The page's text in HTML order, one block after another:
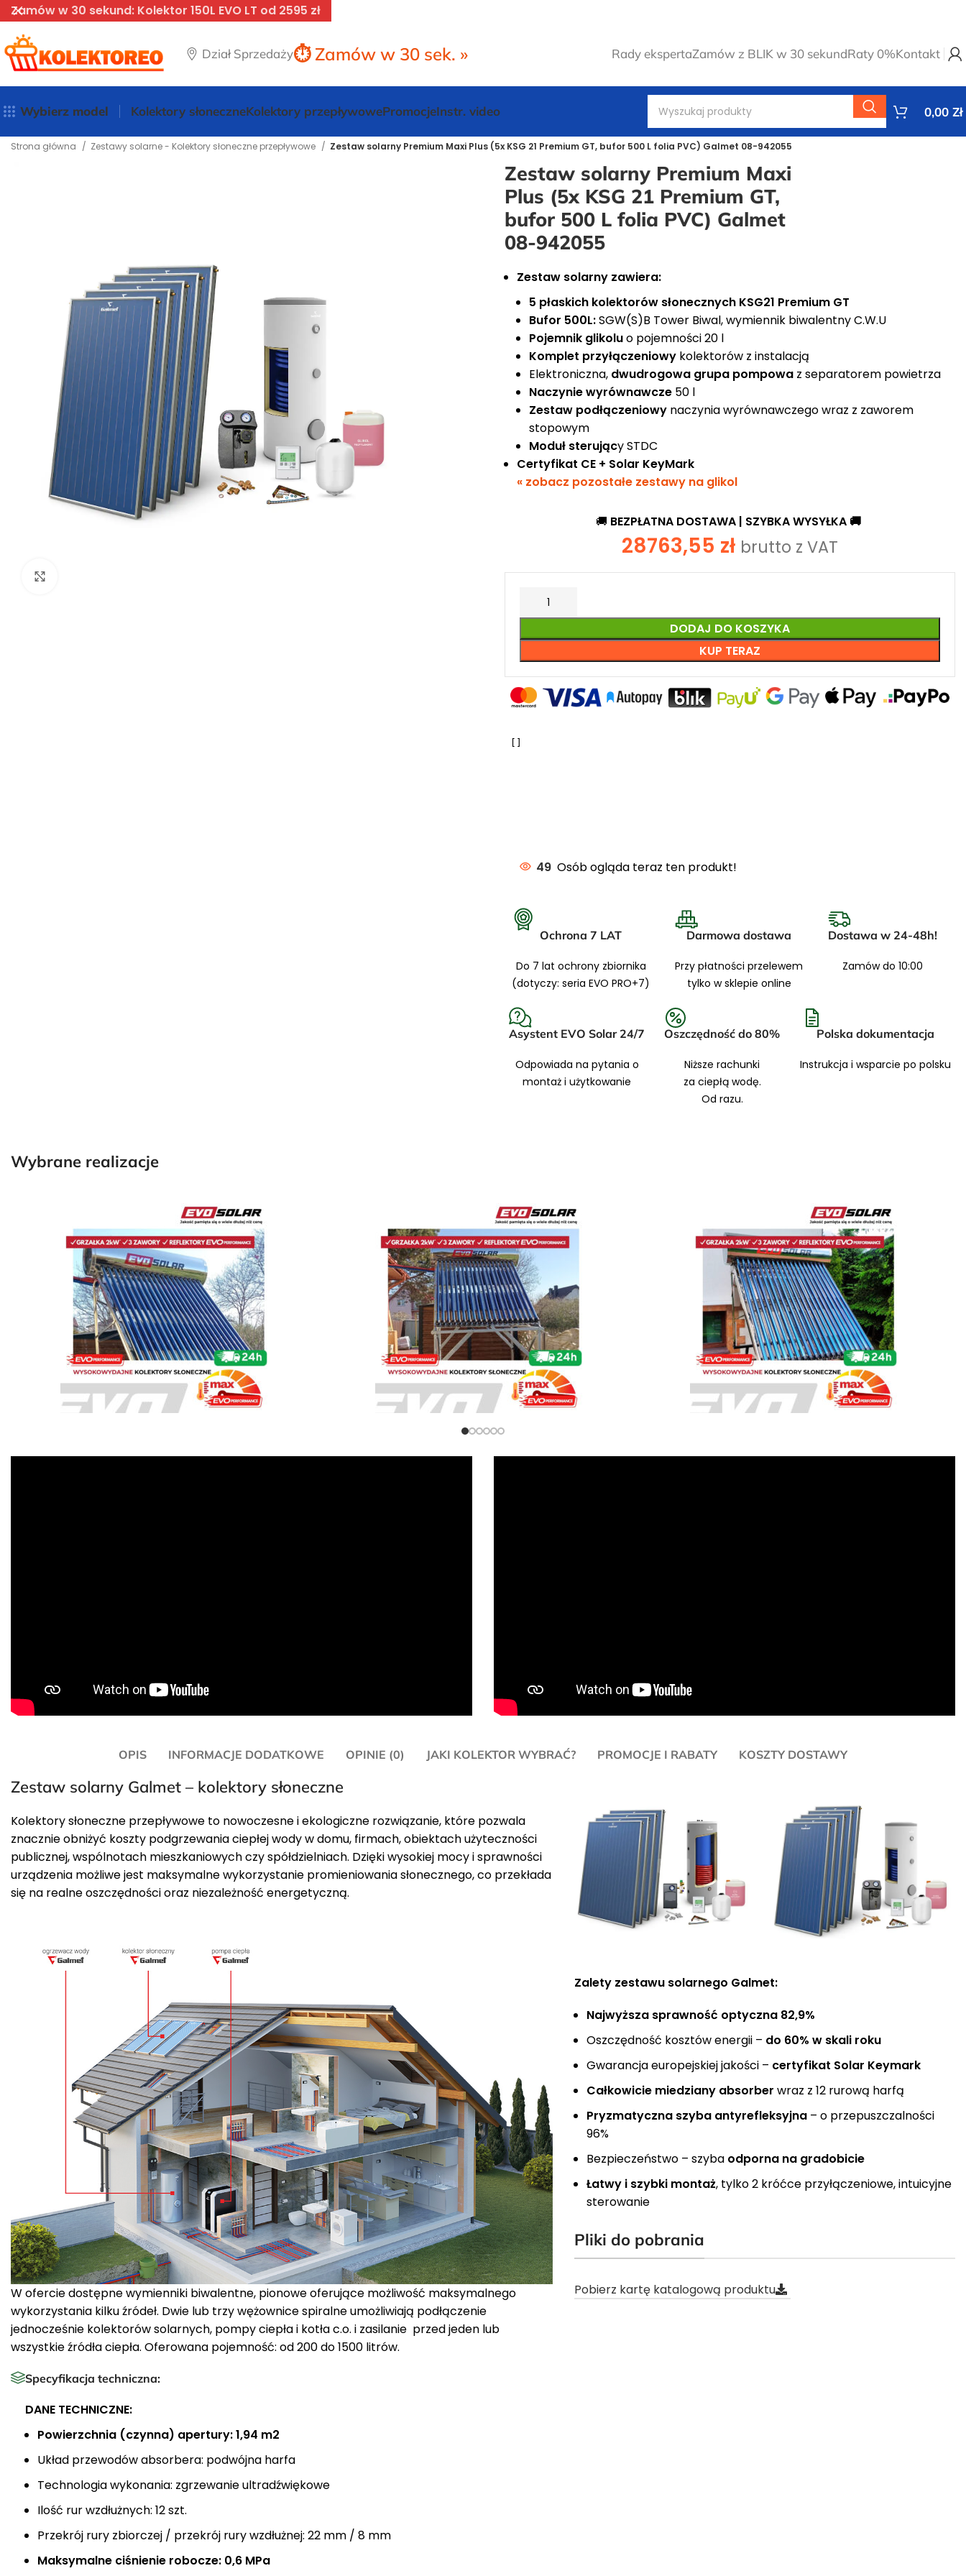
Dział Sprzedaży⏱️ Zamów w 30 sek. » Rady ekspertaZamów z BLIK w 30 sekundRaty 0%Kontakt
Wybierz model Kolektory słoneczneKolektory przepływowePromocjeInstr. video 0,00 Zł
Strona główna Zestawy solarne - Kolektory słoneczne przepływowe Zestaw solarny Premium Maxi Plus (5x KSG 21 Premium GT, bufor 500 L folia PVC) Galmet 08-942055
Zestaw solarny Premium Maxi
Plus (5x KSG 21 Premium GT,
bufor 500 L folia PVC) Galmet
08-942055
Zestaw solarny zawiera:
5 płaskich kolektorów słonecznych KSG21 Premium GT
Bufor 500L:SGW(S)B Tower Biwal, wymiennik biwalentny C.W.U
Pojemnik glikoluo pojemności 20 l
Komplet przyłączeniowy kolektorów z instalacją
Elektroniczna, dwudrogowa grupa pompowa z separatorem powietrza
Naczynie wyrównawcze 50 l
Zestaw podłączeniowy naczynia wyrównawczego wraz z zaworem
stopowym
Moduł sterujący STDC
Certyfikat CE + Solar KeyMark
« zobacz pozostałe zestawy na glikol
🚚 BEZPŁATNA DOSTAWA | SZYBKA WYSYŁKA 🚚
28763,55 zł brutto z VAT
DODAJ DO KOSZYKA
KUP TERAZ
49 Osób ogląda teraz ten produkt!
Ochrona 7 LAT
Do 7 lat ochrony zbiornika
(dotyczy: seria EVO PRO+7)
Darmowa dostawa
Przy płatności przelewem
tylko w sklepie online
Dostawa w 24-48h!
Zamów do 10:00
Asystent EVO Solar 24/7
Odpowiada na pytania o
montaż i użytkowanie
Oszczędność do 80%
Niższe rachunki
za ciepłą wodę.
Od razu.
Polska dokumentacja
Instrukcja i wsparcie po polsku
Wybrane realizacje
OPIS INFORMACJE DODATKOWE OPINIE (0) JAKI KOLEKTOR WYBRAĆ? PROMOCJE I RABATY KOSZTY DOSTAWY
Zestaw solarny Galmet – kolektory słoneczne
Kolektory słoneczne przepływowe to nowoczesne i ekologiczne rozwiązanie, które pozwala
znacznie obniżyć koszty podgrzewania ciepłej wody w domu, firmach, obiektach użyteczności
publicznej, wspólnotach mieszkaniowych czy spółdzielniach. Dzięki wysokiej mocy i sprawności
urządzenia możliwe jest maksymalne wykorzystanie promieniowania słonecznego, co przekłada
się na realne oszczędności oraz niezależność energetyczną.
W ofercie dostępne wymienniki biwalentne, pionowe oferujące możliwość maksymalnego
wykorzystania kilku źródeł. Dwie lub trzy wężownice spiralne umożliwiają podłączenie
jednocześnie kolektorów solarnych, pompy ciepła i kotła c.o. i zasilanie przed jeden lub
wszystkie źródła ciepła. Oferowana pojemność: od 200 do 1500 litrów.
Specyfikacja techniczna:
DANE TECHNICZNE:
Powierzchnia (czynna) apertury: 1,94 m2
Układ przewodów absorbera: podwójna harfa
Technologia wykonania: zgrzewanie ultradźwiękowe
Ilość rur wzdłużnych: 12 szt.
Przekrój rury zbiorczej / przekrój rury wzdłużnej: 22 mm / 8 mm
Maksymalne ciśnienie robocze: 0,6 MPa
Zalety zestawu solarnego Galmet:
Najwyższa sprawność optyczna 82,9%
Oszczędność kosztów energii – do 60% w skali roku
Gwarancja europejskiej jakości – certyfikat Solar Keymark
Całkowicie miedziany absorber wraz z 12 rurową harfą
Pryzmatyczna szyba antyrefleksyjna – o przepuszczalności
96%
Bezpieczeństwo – szyba odporna na gradobicie
Łatwy i szybki montaż, tylko 2 króćce przyłączeniowe, intuicyjne
sterowanie
Pliki do pobrania
Pobierz kartę katalogową produktu
Zamów w 30 sekund: Kolektor 150L EVO LT od 2595 zł